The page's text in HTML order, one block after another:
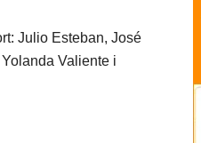
Julio Esteban, José
Valiente i